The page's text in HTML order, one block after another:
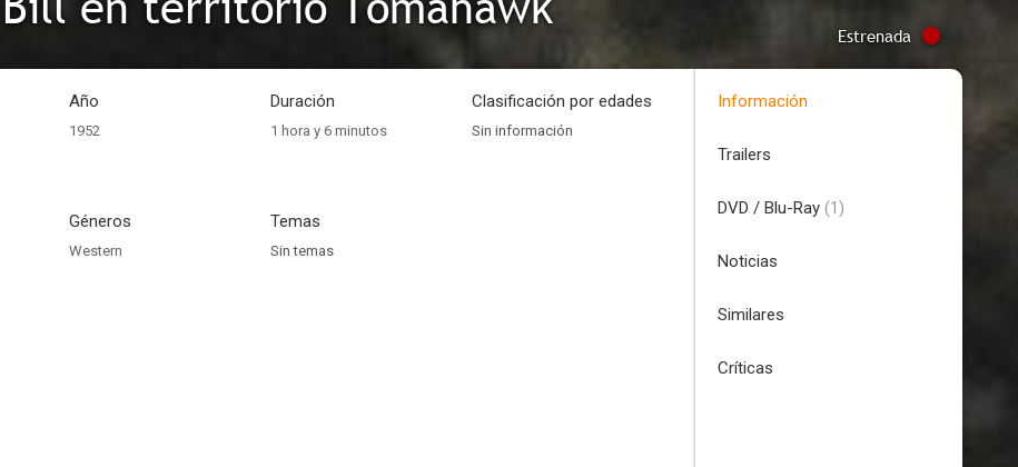
Estrenada
Año
1952
Duración
1 hora y 6 minutos
Clasificación por edades
Sin información
Géneros
Western
Temas
Sin temas
Información
Trailers
DVD / Blu-Ray (1)
Noticias
Similares
Críticas